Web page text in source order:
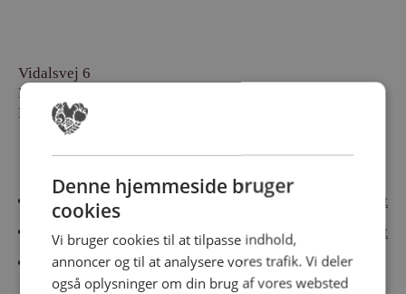
Vidalsvej 6
DK-9230 Svenstrup
Denmark
Cateringmesse Nord
Cateringmesse Midt
Cateringmesse Syd
Cateringmesse Øst
Cateringmesse Thy
Denne hjemmeside bruger
cookies
Vi bruger cookies til at tilpasse indhold,
annoncer og til at analysere vores trafik. Vi deler
også oplysninger om din brug af vores websted